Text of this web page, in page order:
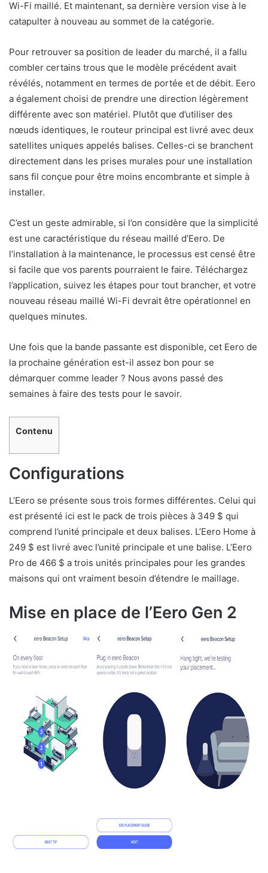
Wi-Fi maillé. Et maintenant, sa dernière version vise à le
catapulter à nouveau au sommet de la catégorie.
Pour retrouver sa position de leader du marché, il a fallu
combler certains trous que le modèle précédent avait
révélés, notamment en termes de portée et de débit. Eero
a également choisi de prendre une direction légèrement
différente avec son matériel. Plutôt que d’utiliser des
nœuds identiques, le routeur principal est livré avec deux
satellites uniques appelés balises. Celles-ci se branchent
directement dans les prises murales pour une installation
sans fil conçue pour être moins encombrante et simple à
installer.
C’est un geste admirable, si l’on considère que la simplicité
est une caractéristique du réseau maillé d’Eero. De
l’installation à la maintenance, le processus est censé être
si facile que vos parents pourraient le faire. Téléchargez
l’application, suivez les étapes pour tout brancher, et votre
nouveau réseau maillé Wi-Fi devrait être opérationnel en
quelques minutes.
Une fois que la bande passante est disponible, cet Eero de
la prochaine génération est-il assez bon pour se
démarquer comme leader ? Nous avons passé des
semaines à faire des tests pour le savoir.
Contenu
Configurations
L’Eero se présente sous trois formes différentes. Celui qui
est présenté ici est le pack de trois pièces à 349 $ qui
comprend l’unité principale et deux balises. L’Eero Home à
249 $ est livré avec l’unité principale et une balise. L’Eero
Pro de 466 $ a trois unités principales pour les grandes
maisons qui ont vraiment besoin d’étendre le maillage.
Mise en place de l’Eero Gen 2